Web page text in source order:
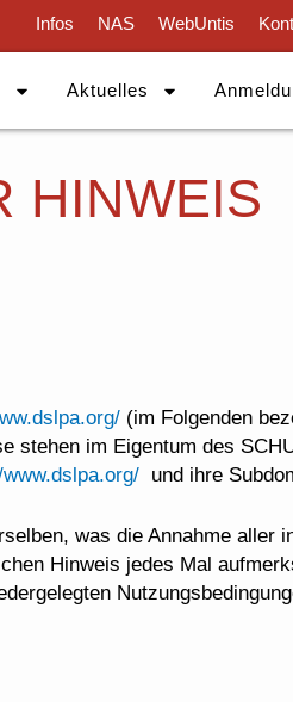
Infos NAS WebUntis
Aktuelles
HINWEIS
(im Folgenden
stehen im Eigentum des
und ihre
was die Annahme aller
Hinweis jedes Mal